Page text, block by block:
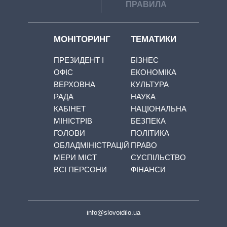
ПРАВИЛА
МОНІТОРИНГ
ПРЕЗИДЕНТ І
ОФІС
ВЕРХОВНА
РАДА
КАБІНЕТ
МІНІСТРІВ
ГОЛОВИ
ОБЛАДМІНІСТРАЦІЙ
МЕРИ МІСТ
ВСІ ПЕРСОНИ
ТЕМАТИКИ
БІЗНЕС
ЕКОНОМІКА
КУЛЬТУРА
НАУКА
НАЦІОНАЛЬНА
БЕЗПЕКА
ПОЛІТИКА
ПРАВО
СУСПІЛЬСТВО
ФІНАНСИ
info@slovoidilo.ua